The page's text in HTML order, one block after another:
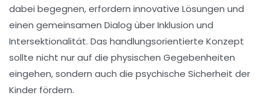
dabei begegnen, erfordern innovative Lösungen und
einen gemeinsamen Dialog überInklusion und
Intersektionalität. Das handlungsorientierte Konzept
sollte nicht nur auf die physischen Gegebenheiten
eingehen, sondern auch die psychische Sicherheit der
Kinder fördern.